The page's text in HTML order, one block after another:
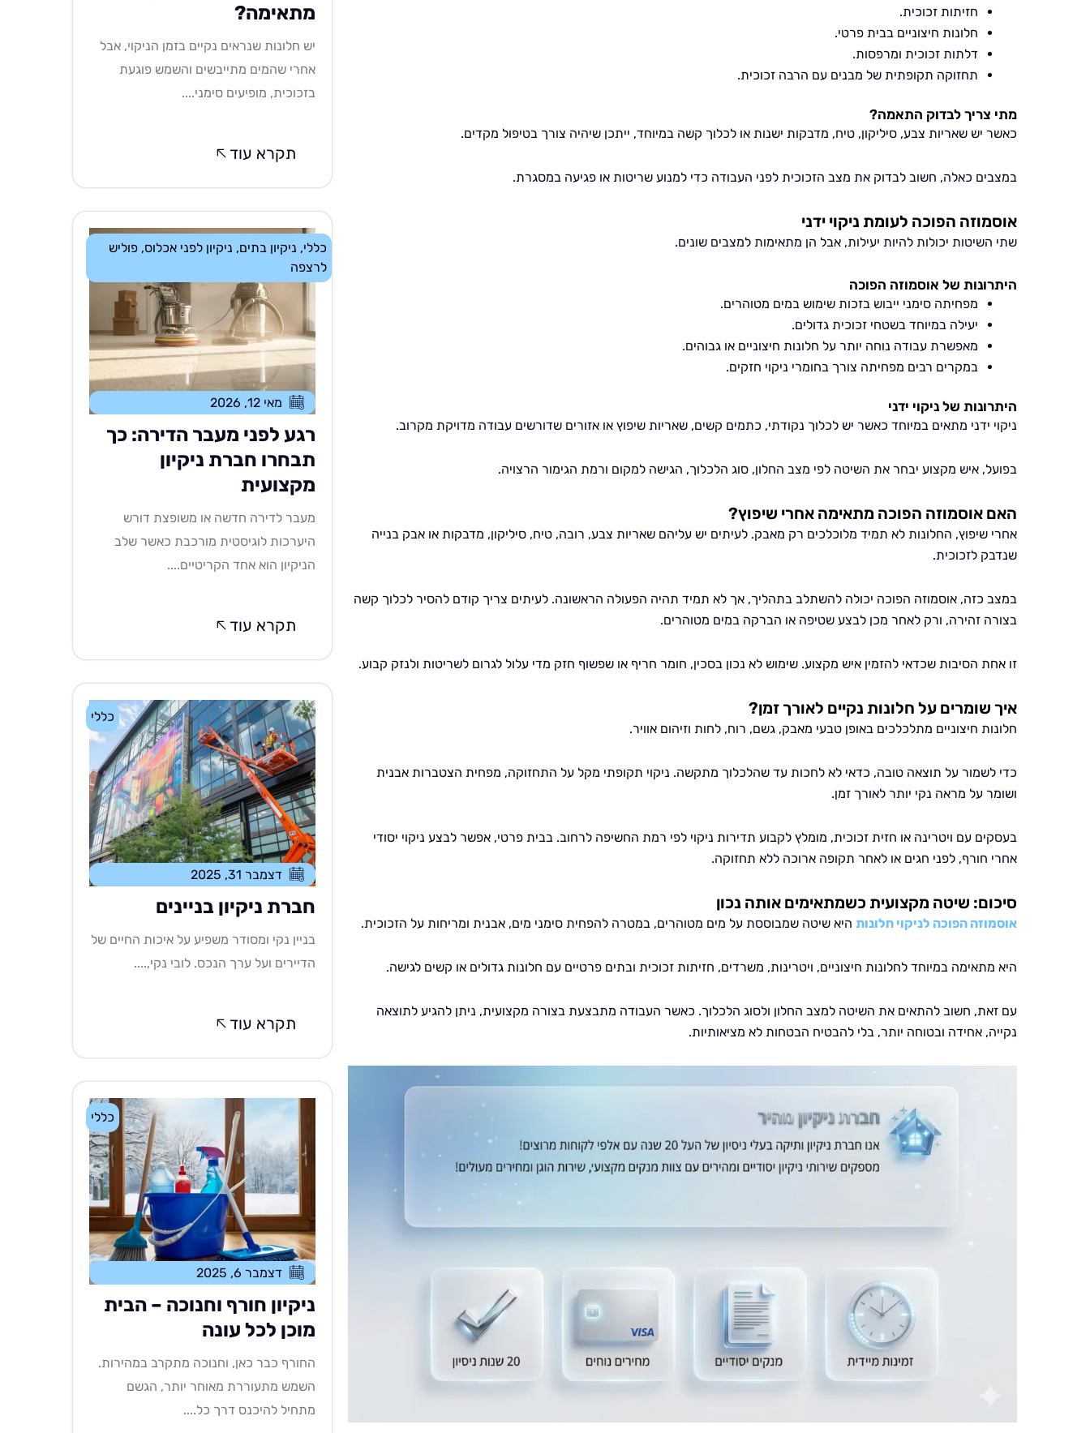
חזיתות זכוכית.
חלונות חיצוניים בבית פרטי.
דלתות זכוכית ומרפסות.
תחזוקה תקופתית של מבנים עם הרבה זכוכית.
מתי צריך לבדוק התאמה?
כאשר יש שאריות צבע, סיליקון, טיח, מדבקות ישנות או לכלוך קשה במיוחד, ייתכן שיהיה צורך בטיפול מקדים.
במצבים כאלה, חשוב לבדוק את מצב הזכוכית לפני העבודה כדי למנוע שריטות או פגיעה במסגרת.
אוסמוזה הפוכה לעומת ניקוי ידני
שתי השיטות יכולות להיות יעילות, אבל הן מתאימות למצבים שונים.
היתרונות של אוסמוזה הפוכה
מפחיתה סימני ייבוש בזכות שימוש במים מטוהרים.
יעילה במיוחד בשטחי זכוכית גדולים.
מאפשרת עבודה נוחה יותר על חלונות חיצוניים או גבוהים.
במקרים רבים מפחיתה צורך בחומרי ניקוי חזקים.
היתרונות של ניקוי ידני
ניקוי ידני מתאים במיוחד כאשר יש לכלוך נקודתי, כתמים קשים, שאריות שיפוץ או אזורים שדורשים עבודה מדויקת מקרוב.
בפועל, איש מקצוע יבחר את השיטה לפי מצב החלון, סוג הלכלוך, הגישה למקום ורמת הגימור הרצויה.
האם אוסמוזה הפוכה מתאימה אחרי שיפוץ?
אחרי שיפוץ, החלונות לא תמיד מלוכלכים רק מאבק. לעיתים יש עליהם שאריות צבע, רובה, טיח, סיליקון, מדבקות או אבק בנייה
שנדבק לזכוכית.
במצב כזה, אוסמוזה הפוכה יכולה להשתלב בתהליך, אך לא תמיד תהיה הפעולה הראשונה. לעיתים צריך קודם להסיר לכלוך קשה
בצורה זהירה, ורק לאחר מכן לבצע שטיפה או הברקה במים מטוהרים.
זו אחת הסיבות שכדאי להזמין איש מקצוע. שימוש לא נכון בסכין, חומר חריף או שפשוף חזק מדי עלול לגרום לשריטות ולנזק קבוע.
איך שומרים על חלונות נקיים לאורך זמן?
חלונות חיצוניים מתלכלכים באופן טבעי מאבק, גשם, רוח, לחות וזיהום אוויר.
כדי לשמור על תוצאה טובה, כדאי לא לחכות עד שהלכלוך מתקשה. ניקוי תקופתי מקל על התחזוקה, מפחית הצטברות אבנית
ושומר על מראה נקי יותר לאורך זמן.
בעסקים עם ויטרינה או חזית זכוכית, מומלץ לקבוע תדירות ניקוי לפי רמת החשיפה לרחוב. בבית פרטי, אפשר לבצע ניקוי יסודי
אחרי חורף, לפני חגים או לאחר תקופה ארוכה ללא תחזוקה.
סיכום: שיטה מקצועית כשמתאימים אותה נכון
אוסמוזה הפוכה לניקוי חלונות היא שיטה שמבוססת על מים מטוהרים, במטרה להפחית סימני מים, אבנית ומריחות על הזכוכית.
היא מתאימה במיוחד לחלונות חיצוניים, ויטרינות, משרדים, חזיתות זכוכית ובתים פרטיים עם חלונות גדולים או קשים לגישה.
עם זאת, חשוב להתאים את השיטה למצב החלון ולסוג הלכלוך. כאשר העבודה מתבצעת בצורה מקצועית, ניתן להגיע לתוצאה
נקייה, אחידה ובטוחה יותר, בלי להבטיח הבטחות לא מציאותיות.
מתאימה?
יש חלונות שנראים נקיים בזמן הניקוי, אבל
אחרי שהמים מתייבשים והשמש פוגעת
בזכוכית, מופיעים סימני....
תקרא עוד
כללי, ניקיון בתים, ניקיון לפני אכלוס,פוליש
לרצפה
מאי 12, 2026
רגע לפני מעבר הדירה: כך
תבחרו חברת ניקיון
מקצועית
מעבר לדירה חדשה או משופצת דורש
היערכות לוגיסטית מורכבת כאשר שלב
הניקיון הוא אחד הקריטיים....
תקרא עוד
כללי
דצמבר 31, 2025
חברת ניקיון בניינים
בניין נקי ומסודר משפיע על איכות החיים של
הדיירים ועל ערך הנכס. לובי נקי,....
תקרא עוד
כללי
דצמבר 6, 2025
ניקיון חורף וחנוכה – הבית
מוכן לכל עונה
החורף כבר כאן, וחנוכה מתקרב במהירות.
השמש מתעוררת מאוחר יותר, הגשם
מתחיל להיכנס דרך כל....